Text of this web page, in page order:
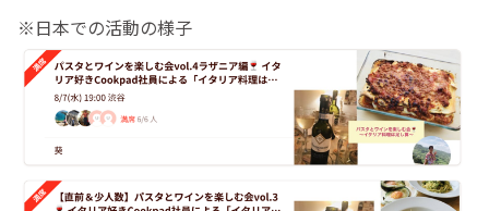
※日本での活動の様子